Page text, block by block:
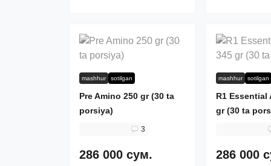
mashhur sotilgan
Pre Amino 250 gr (30 ta
porsiya)
3
286 000 сум.
mashhur sotilgan
R1 Essential
gr (30 ta
286 000